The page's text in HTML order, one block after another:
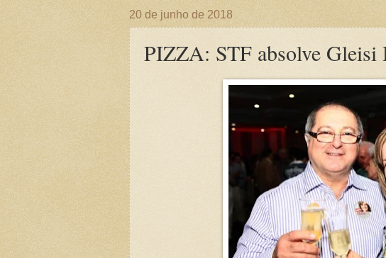
20 de junho de 2018
PIZZA: STF absolve Gleisi